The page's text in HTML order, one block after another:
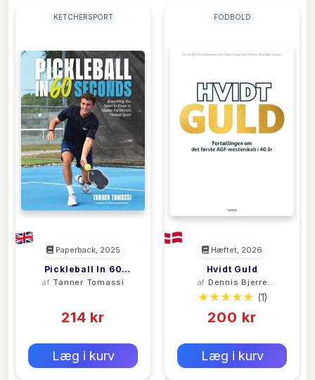
KETCHERSPORT
Paperback, 2025
Pickleball In 60
Seconds
af Tanner Tomassi
214 kr
Læg i kurv
FODBOLD
Hæftet, 2026
Hvidt Guld
af Dennis Bjerre
Christiansen(1)
200 kr
Læg i kurv